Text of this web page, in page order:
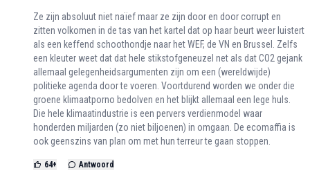
Ze zijn absoluut niet naïef maar ze zijn door en door corrupt en
zitten volkomen in de tas van het kartel dat op haar beurt weer luistert
als een keffend schoothondje naar het WEF, de VN en Brussel. Zelfs
een kleuter weet dat dat hele stikstofgeneuzel net als dat CO2 gejank
allemaal gelegenheidsargumenten zijn om een (wereldwijde)
politieke agenda door te voeren. Voortdurend worden we onder die
groene klimaatporno bedolven en het blijkt allemaal een lege huls.
Die hele klimaatindustrie is een pervers verdienmodel waar
honderden miljarden (zo niet biljoenen) in omgaan. De ecomaffia is
ook geenszins van plan om met hun terreur te gaan stoppen.
64+ Antwoord